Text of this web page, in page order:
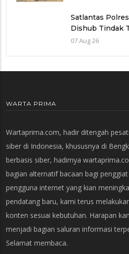
Satlantas
Dishub Tindak
Jembatan,
07 Aug 26
WARTA PRIMA
Wartaprima.com, hadir ditengah
siber di Indonesia, khususnya di
berbasis siber, hadirnya
bagian alternatif bacaan bagi
pengguna internet yang kian
pendatang baru, kami terus
konten sesuai kebutuhan. Harapan
menjadi bagian saluran informasi
Selamat membaca.